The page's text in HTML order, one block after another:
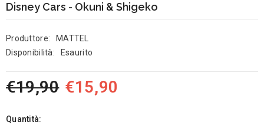
Disney Cars - Okuni & Shigeko
Produttore:
MATTEL
Disponibilità:
Esaurito
€19,90 €15,90
Quantità: